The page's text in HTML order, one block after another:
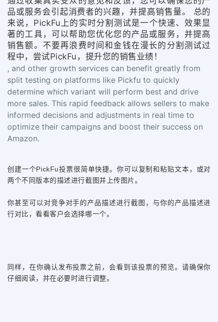
品或服务会引起消费者的兴趣，并提高销售量。 总的
来说，PickFu上的实时分割测试是一个快速、效果显
著的工具，可以帮助您优化您的产品或服务，并提高
销售额。不要再浪费时间和金钱在漫长的分割测试过
程中，尝试PickFu，提升您的销售业绩！
, and other growth services can benefit greatly from
split testing on platforms like Pickfu to quickly
determine which variant will perform best and drive
more sales. This rapid feedback allows sellers to make
informed decisions and adjustments in real time to
optimize their campaigns and boost their success on
Amazon.
创建一个PickFu投票很简单快捷。你可以复制和粘贴文本，或对
两个不同版本的描述进行截图并上传图片。
你甚至可以对竞争对手的产品描述进行截图，与你的产品描述进
行对比，看看客户会选择哪一个。
同样，在你确认发布投票之前，会看到该投票的预览。请确保你
仔细阅读，并在必要时进行调整。